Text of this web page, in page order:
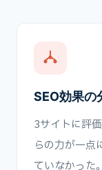
SEO効果の
3サイトに評
らの力が一点
ていなかった。